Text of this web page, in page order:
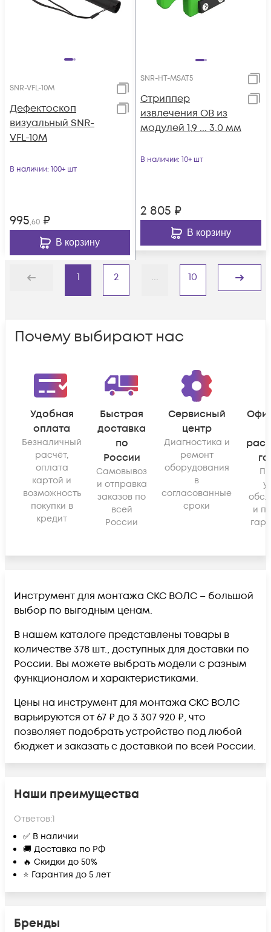
SNR-VFL-10M
Дефектоскоп
визуальный SNR-
VFL-10M
В наличии: 100+ шт
995,60 ₽
В корзину
SNR-HT-MSAT5
Стриппер
извлечения ОВ из
модулей 1,9 ... 3,0 мм
В наличии: 10+ шт
2 805 ₽
В корзину
Назад
1 2 ... 10
Дальше
Почему выбирают нас
Удобная
оплата
Безналичный
расчёт,
оплата
картой и
возможность
покупки в
кредит
Быстрая
доставка
по
России
Самовывоз
и отправка
заказов по
всей
России
Сервисный
центр
Диагностика и
ремонт
оборудования
в
согласованные
сроки
и
Инструмент для монтажа СКС ВОЛС – большой
выбор по выгодным ценам.
В нашем каталоге представлены товары в
количестве 378 шт., доступных для доставки по
России. Вы можете выбрать модели с разным
функционалом и характеристиками.
Цены на инструмент для монтажа СКС ВОЛС
варьируются от 67 ₽ до 3 307 920 ₽, что
позволяет подобрать устройство под любой
бюджет и заказать с доставкой по всей России.
Наши преимущества
Ответов:1
✅ В наличии
🚚 Доставка по РФ
🔥 Скидки до 50%
⭐ Гарантия до 5 лет
Бренды